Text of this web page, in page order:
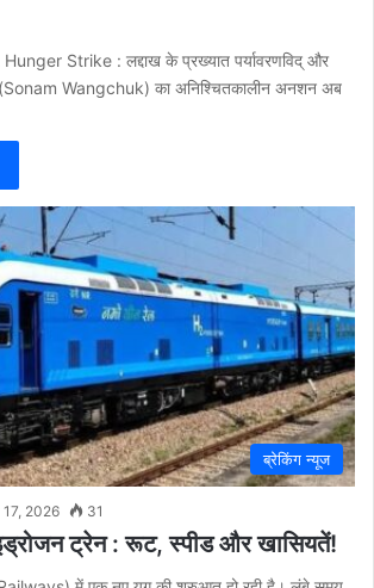
Strike : लद्दाख के प्रख्यात पर्यावरणविद् और
(Sonam Wangchuk) का अनिश्चितकालीन अनशन अब
ब्रेकिंग न्यूज
2026 31
ट्रेन : रूट, स्पीड और खासियतें!